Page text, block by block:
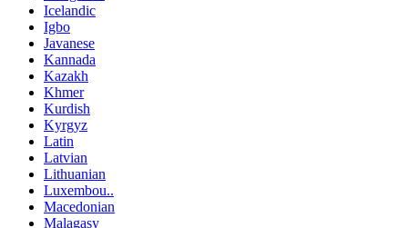
Icelandic
Igbo
Javanese
Kannada
Kazakh
Khmer
Kurdish
Kyrgyz
Latin
Latvian
Lithuanian
Luxembou..
Macedonian
Malagasy